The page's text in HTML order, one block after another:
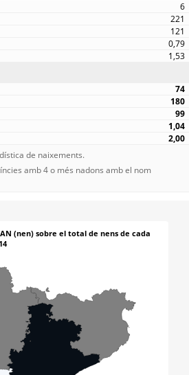
6
221
121
0,79
1,53
74
180
99
1,04
2,00
de naixements.
amb 4 o més nadons amb el nom